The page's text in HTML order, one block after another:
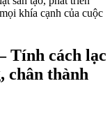
khía cạnh của cuộc
Tính cách lạc
chân thành